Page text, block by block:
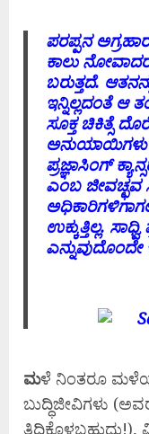
ಪರಪ್ಪನ
ಕಾಲು
ಬರುತ್ತದೆ.
ಇನ್ನಿಲ್ಲದಂತೆ ಆ
ಸೂಕ್ತ ಚಿಕಿತ್ಸೆ
ಅನುಯಾಯಿಗಳು
ಪ್ರಜ್ಞಾಸಿಂಗ್
ಎಂಬ ಜೀವಚ್ಛವ
ಉಕ್ಕುತ್ತಿಲ್ಲ.
ಎನ್ನುವುದೊಂದೇ
ಮಳೆ ನಿಂತರೂ
ಬುದ್ಧಿಜೀವಿಗಳು
ತಿದ್ದಿಕೊಳ್ಳಬಹುದು!),